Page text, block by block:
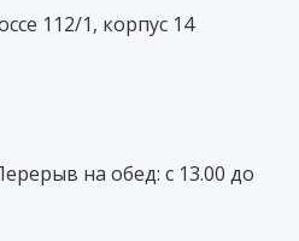
112/1, корпус 14
на обед: с 13.00 до